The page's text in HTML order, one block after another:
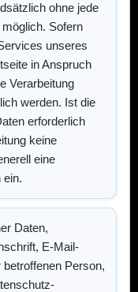
ohne jede
Sofern
unseres
in Anspruch
Verarbeitung
werden. Ist die
erforderlich
keine
eine
ein.
Daten,
E-Mail-
Person,